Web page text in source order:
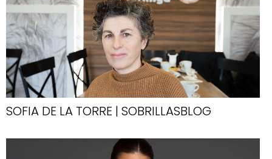
SOFIA DE LA TORRE | SOBRILLASBLOG